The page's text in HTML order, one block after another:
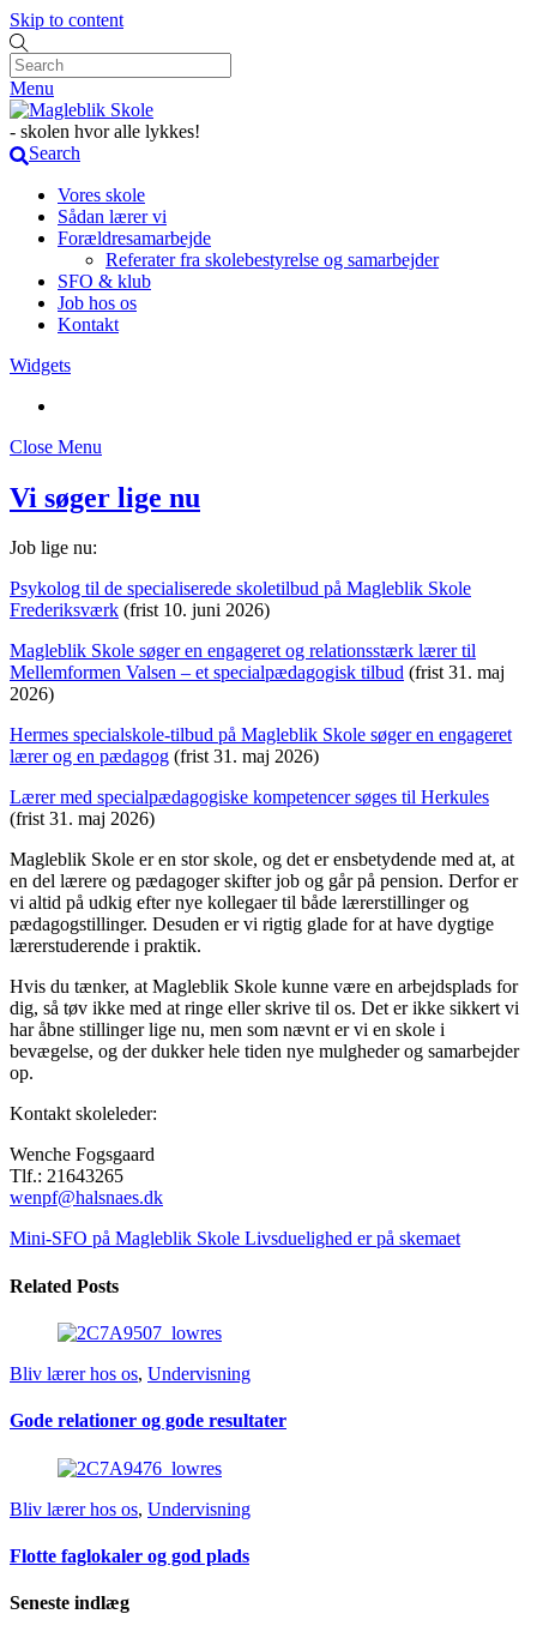
Skip to content
Menu
- skolen hvor alle lykkes!
Search
Vores skole
Sådan lærer vi
Forældresamarbejde
Referater fra skolebestyrelse og samarbejder
SFO & klub
Job hos os
Kontakt
Widgets
Close Menu
Vi søger lige nu
Job lige nu:
Psykolog til de specialiserede skoletilbud på Magleblik Skole
Frederiksværk (frist 10. juni 2026)
Magleblik Skole søger en engageret og relationsstærk lærer til
Mellemformen Valsen – et specialpædagogisk tilbud (frist 31. maj
2026)
Hermes specialskole-tilbud på Magleblik Skole søger en engageret
lærer og en pædagog (frist 31. maj 2026)
Lærer med specialpædagogiske kompetencer søges til Herkules
(frist 31. maj 2026)
Magleblik Skole er en stor skole, og det er ensbetydende med at, at
en del lærere og pædagoger skifter job og går på pension. Derfor er
vi altid på udkig efter nye kollegaer til både lærerstillinger og
pædagogstillinger. Desuden er vi rigtig glade for at have dygtige
lærerstuderende i praktik.
Hvis du tænker, at Magleblik Skole kunne være en arbejdsplads for
dig, så tøv ikke med at ringe eller skrive til os. Det er ikke sikkert vi
har åbne stillinger lige nu, men som nævnt er vi en skole i
bevægelse, og der dukker hele tiden nye mulgheder og samarbejder
op.
Kontakt skoleleder:
Wenche Fogsgaard
Tlf.: 21643265
wenpf@halsnaes.dk
Mini-SFO på Magleblik Skole Livsduelighed er på skemaet
Related Posts
Bliv lærer hos os, Undervisning
Gode relationer og gode resultater
Bliv lærer hos os, Undervisning
Flotte faglokaler og god plads
Seneste indlæg